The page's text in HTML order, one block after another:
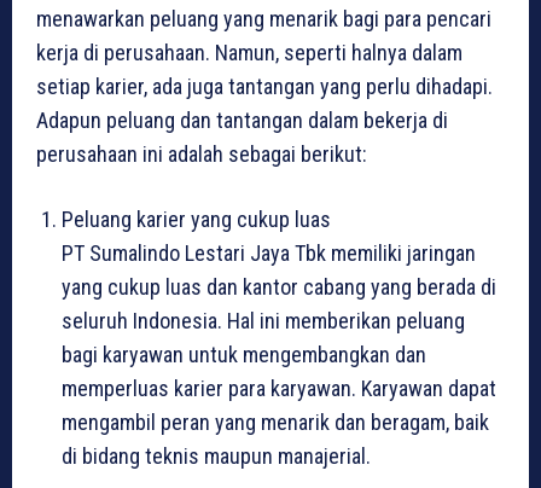
menawarkan peluang yang menarik bagi para pencari
kerja di perusahaan. Namun, seperti halnya dalam
setiap karier, ada juga tantangan yang perlu dihadapi.
Adapun peluang dan tantangan dalam bekerja di
perusahaan ini adalah sebagai berikut:
Peluang karier yang cukup luas
PT Sumalindo Lestari Jaya Tbk memiliki jaringan
yang cukup luas dan kantor cabang yang berada di
seluruh Indonesia. Hal ini memberikan peluang
bagi karyawan untuk mengembangkan dan
memperluas karier para karyawan. Karyawan dapat
mengambil peran yang menarik dan beragam, baik
di bidang teknis maupun manajerial.